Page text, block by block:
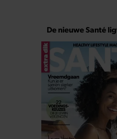
De nieuwe Santé